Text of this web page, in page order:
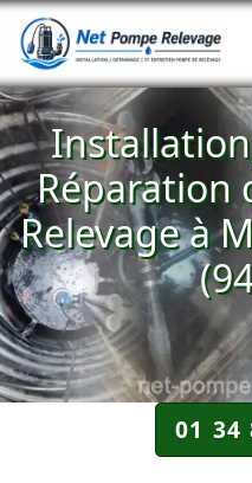
Réparation
Relevage à
01 34